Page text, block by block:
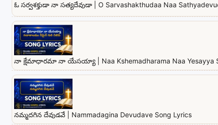
ఓ సర్వశక్తుడా నా సత్యదేవుడా | O Sarvashakthudaa Naa
నా క్షేమాధారమా నా యేసయ్యా | Naa Kshemadharama Naa Yesayya
నమ్మదగిన దేవుడవే | Nammadagina Devudave Song Lyrics